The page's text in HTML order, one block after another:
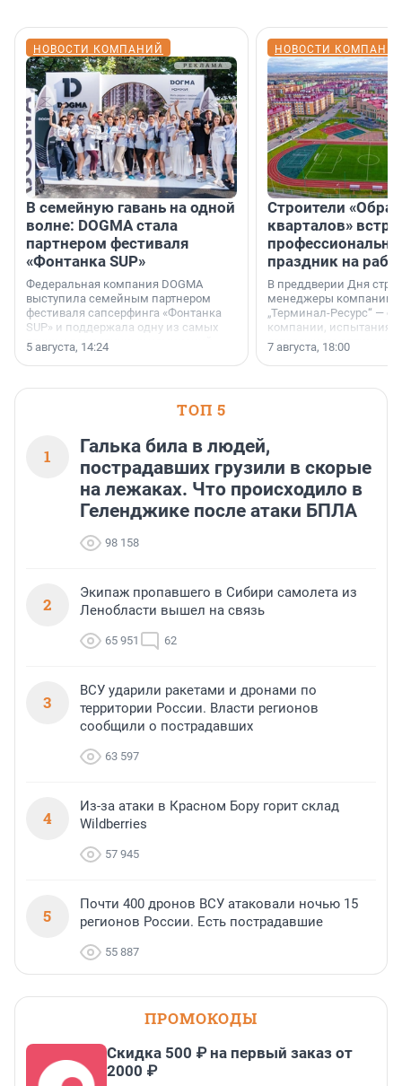
НОВОСТИ КОМПАНИЙ
В семейную гавань на одной
волне: DOGMA стала
партнером фестиваля
«Фонтанка SUP»
Федеральная компания DOGMA
выступила семейным партнером
фестиваля сапсерфинга «Фонтанка
SUP» и поддержала одну из самых
ярких и романтичных номинаций —
«SUP-свадьба».
5 августа, 14:24
НОВОСТИ
Строители
кварталов»
праздник на
В преддверии Дня
менеджеры компании
„Терминал-Ресурс“ — о
компании, испытаниях
осторожного
7 августа, 18:00
ТОП 5
1
Галька била в людей,
пострадавших грузили в скорые
на лежаках. Что происходило в
Геленджике после атаки БПЛА
98 158
2
Экипаж пропавшего в Сибири самолета из
Ленобласти вышел на связь
65 951 62
3
ВСУ ударили ракетами и дронами по
территории России. Власти регионов
сообщили о пострадавших
63 597
4
Из-за атаки в Красном Бору горит склад
Wildberries
57 945
5
Почти 400 дронов ВСУ атаковали ночью 15
регионов России. Есть пострадавшие
55 887
ПРОМОКОДЫ
Скидка 500 ₽ на первый заказ от
2000 ₽